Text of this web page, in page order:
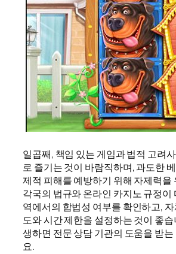
일곱째, 책임 있는 게임과 법적 고려
로 즐기는 것이 바람직하며, 과도한
제적 피해를 예방하기 위해 자제력을
각국의 법규와 온라인 카지노 규정이
역에서의 합법성 여부를 확인하고,
도와 시간 제한을 설정하는 것이 좋
생하면 전문 상담 기관의 도움을 받
요.